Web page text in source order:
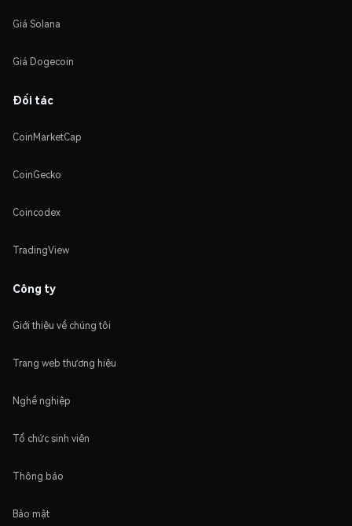
Giá Solana
Giá Dogecoin
Đối tác
CoinMarketCap
CoinGecko
Coincodex
TradingView
Công ty
Giới thiệu về chúng tôi
Trang web thương hiệu
Nghề nghiệp
Tổ chức sinh viên
Thông báo
Bảo mật